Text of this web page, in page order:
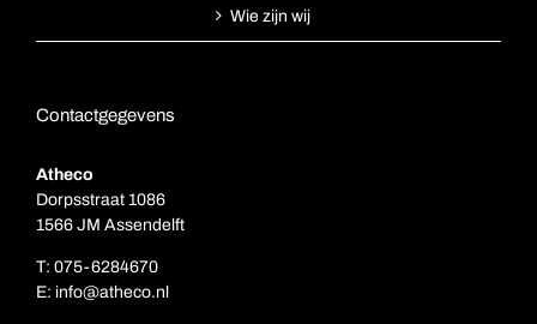
Wie zijn wij
Contactgegevens
Atheco
Dorpsstraat 1086
1566 JM Assendelft
T: 075-6284670
E: info@atheco.nl